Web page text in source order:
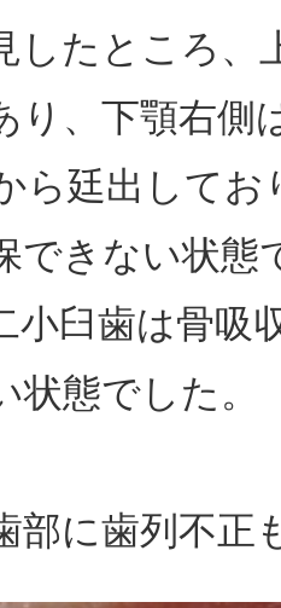
したところ、
り、下顎右側
ら廷出してお
できない状態
小臼歯は骨吸
状態でした。
部に歯列不正